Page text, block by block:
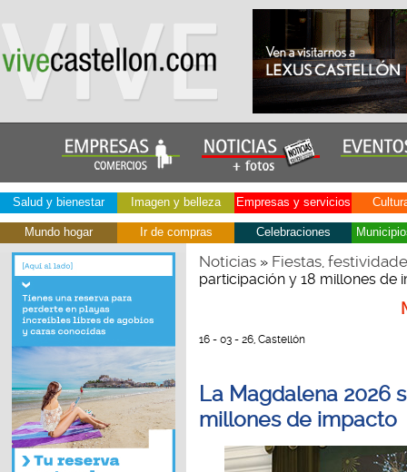
Salud y bienestar Imagen y belleza Empresas y servicios
Mundo hogar Ir de compras Celebraciones
Noticias» Fiestas,
participación y 18 millones de
16 - 03 - 26, Castellón
La Magdalena 2026
millones de impacto